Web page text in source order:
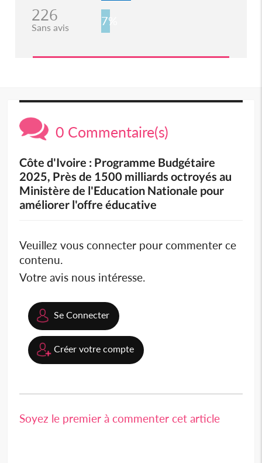
226
Sans avis 7%
0 Commentaire(s)
Côte d'Ivoire : Programme Budgétaire
2025, Près de 1500 milliards octroyés au
Ministère de l'Education Nationale pour
améliorer l'offre éducative
Veuillez vous connecter pour commenter ce
contenu.
Votre avis nous intéresse.
Se Connecter
Créer votre compte
Soyez le premier à commenter cet article